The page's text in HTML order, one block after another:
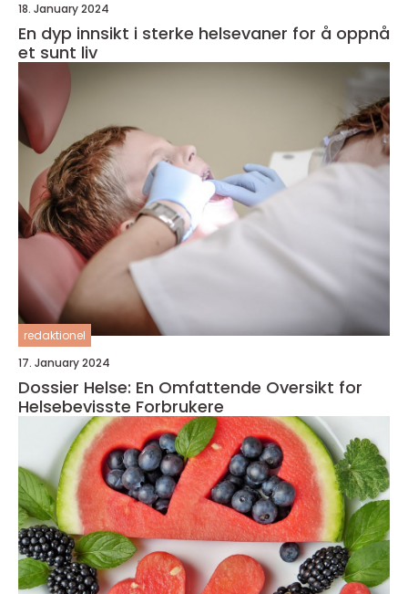
18. January 2024
En dyp innsikt i sterke helsevaner for å oppnå
et sunt liv
redaktionel
17. January 2024
Dossier Helse: En Omfattende Oversikt for
Helsebevisste Forbrukere